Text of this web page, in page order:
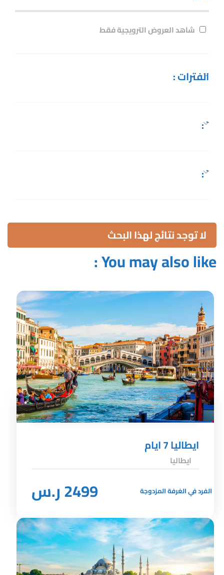
شاهد العروض الترويجية فقط
الفترات :
` :
` :
لا توجد نتائج لهذا البحث
You may also like :
ايطاليا 7 ايام
ايطاليا
الفرد في الغرفة المزدوجة 2499 ر.س